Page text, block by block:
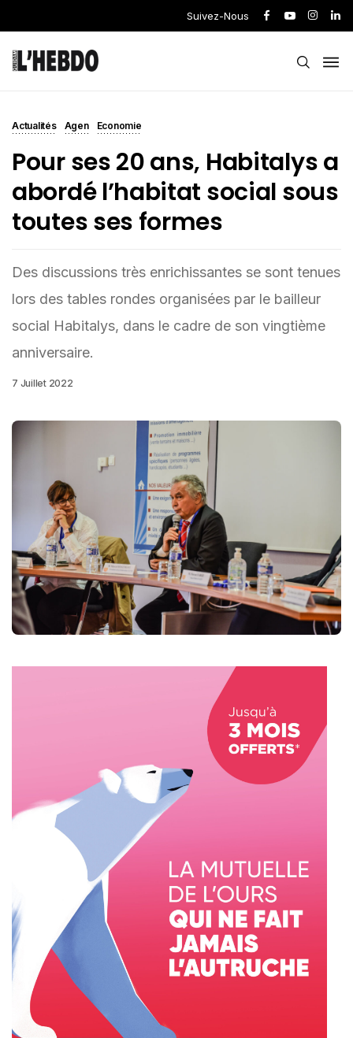
Suivez-Nous
Actualités Agen Economie
Pour ses 20 ans, Habitalys a
abordé l’habitat social sous
toutes ses formes
Des discussions très enrichissantes se sont tenues
lors des tables rondes organisées par le bailleur
social Habitalys, dans le cadre de son vingtième
anniversaire.
7 Juillet 2022